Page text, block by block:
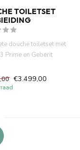
TOILETSET
douche toiletset met
Prime en Geberit
€3.499,00